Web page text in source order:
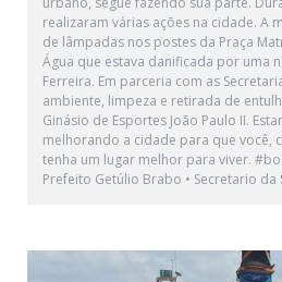
realizaram várias ações na cidade. A
de lâmpadas nos postes da Praça
Água que estava danificada por uma
Ferreira. Em parceria com as
ambiente, limpeza e retirada de
Ginásio de Esportes João Paulo II.
melhorando a cidade para que você,
tenha um lugar melhor para viver.
Prefeito Getúlio Brabo • Secretario da